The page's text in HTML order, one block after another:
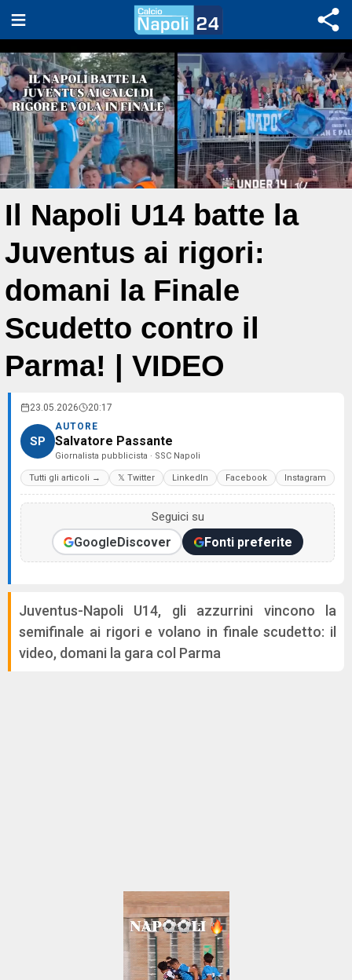
Il Napoli U14 batte la
Juventus ai rigori:
domani la Finale
Scudetto contro il
Parma! | VIDEO
23.05.2026 20:17
SP
AUTORE
Salvatore Passante
Giornalista pubblicista · SSC Napoli
Tutti gli articoli → 𝕏 Twitter LinkedIn Facebook Instagram
Seguici su
GoogleDiscover Fonti preferite
Juventus-Napoli U14, gli azzurrini vincono la
semifinale ai rigori e volano in finale scudetto: il
video, domani la gara col Parma